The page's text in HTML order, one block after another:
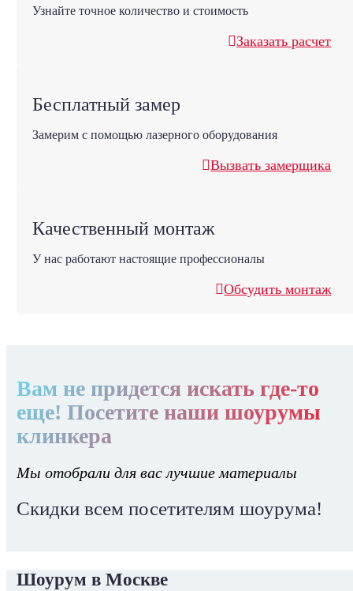
Узнайте точное количество и стоимость
Заказать расчет
Бесплатный замер
Замерим с помощью лазерного оборудования
Вызвать замерщика
Качественный монтаж
У нас работают настоящие профессионалы
Обсудить монтаж
Вам не придется искать где-то
еще! Посетите наши шоурумы
клинкера
Мы отобрали для вас лучшие материалы
Скидки всем посетителям шоурума!
Шоурум в Москве